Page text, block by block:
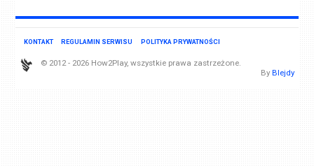
KONTAKT REGULAMIN SERWISU POLITYKA PRYWATNOŚCI
© 2012 - 2026 How2Play, wszystkie prawa zastrzeżone.
By Blejdy